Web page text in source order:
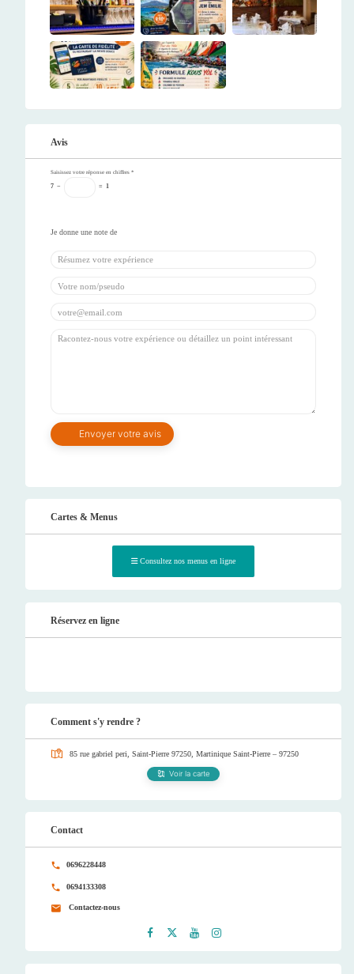
Avis
Saisissez votre réponse en chiffres *
7 − = 1
Cartes & Menus
Consultez nos menus en ligne
Réservez en ligne
Comment s'y rendre ?
85 rue gabriel peri, Saint-Pierre 97250, Martinique Saint-Pierre – 97250
Voir la carte
Contact
0696228448
0694133308
Contactez-nous